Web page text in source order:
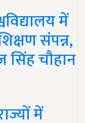
में
संपन्न,
सिंह चौहान
में